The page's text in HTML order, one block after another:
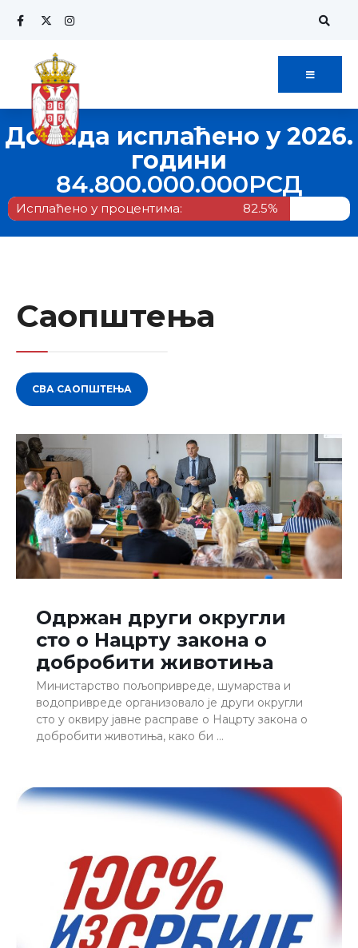
До сада исплаћено у 2026.
години
84.800.000.000РСД
Исплаћено у процентима: 82.5%
Саопштења
СВА САОПШТЕЊА
Одржан други округли
сто о Нацрту закона о
добробити животиња
Министарство пољопривреде, шумарства и
водопривреде организовало је други округли
сто у оквиру јавне расправе о Нацрту закона о
добробити животиња, како би …